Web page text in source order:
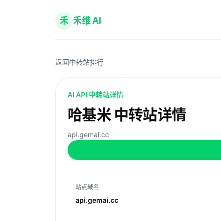
禾 禾维 AI
返回中转站排行
AI API 中转站详情
哈基米 中转站详情
api.gemai.cc
站点域名
api.gemai.cc